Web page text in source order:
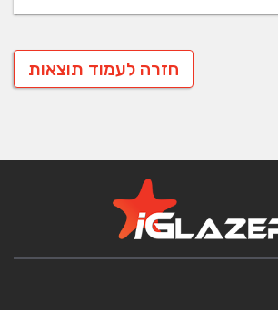
חזרה לעמוד תוצאות